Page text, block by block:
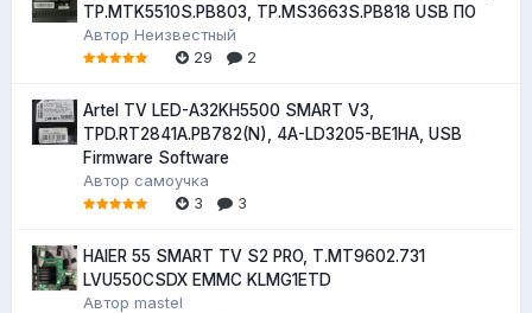
TP.MTK5510S.PB803, TP.MS3663S.PB818 USB ПО
Автор Неизвестный
29
2
Artel TV LED-A32KH5500 SMART V3,
TPD.RT2841A.PB782(N), 4A-LD3205-BE1HA, USB
Firmware Software
Автор самоучка
3
3
HAIER 55 SMART TV S2 PRO, T.MT9602.731
LVU550CSDX EMMC KLMG1ETD
Автор mastel